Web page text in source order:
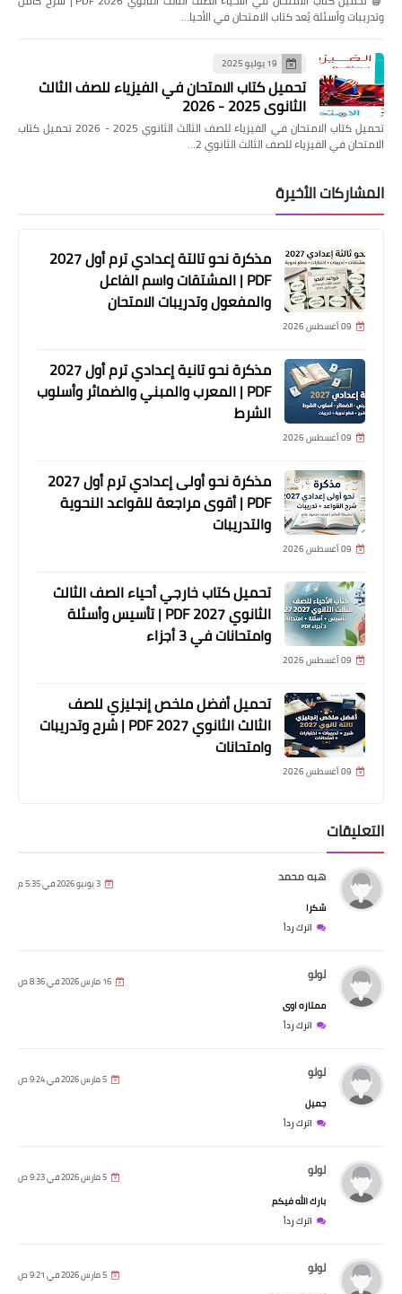
وتدريبات وأسئلة يُعد كتاب الامتحان في الأحيا…
19 يوليو 2025
تحميل كتاب الامتحان في الفيزياء للصف الثالث
الثانوي 2025 - 2026
تحميل كتاب الامتحان في الفيزياء للصف الثالث الثانوي 2025 - 2026 تحميل كتاب
الامتحان في الفيزياء للصف الثالث الثانوي 2…
المشاركات الأخيرة
مذكرة نحو تالتة إعدادي ترم أول 2027
PDF | المشتقات واسم الفاعل
والمفعول وتدريبات الامتحان
09 أغسطس 2026
مذكرة نحو تانية إعدادي ترم أول 2027
PDF | المعرب والمبني والضمائر وأسلوب
الشرط
09 أغسطس 2026
مذكرة نحو أولى إعدادي ترم أول 2027
PDF | أقوى مراجعة للقواعد النحوية
والتدريبات
09 أغسطس 2026
تحميل كتاب خارجي أحياء الصف الثالث
الثانوي 2027 PDF | تأسيس وأسئلة
وامتحانات في 3 أجزاء
09 أغسطس 2026
تحميل أفضل ملخص إنجليزي للصف
الثالث الثانوي 2027 PDF | شرح وتدريبات
وامتحانات
09 أغسطس 2026
التعليقات
هبه محمد 3 يونيو 2026 في 5:35 م
شكرا
اترك رداً
لولو 16 مارس 2026 في 8:36 ص
ممتازه اوى
اترك رداً
لولو 5 مارس 2026 في 9:24 ص
جميل
اترك رداً
لولو 5 مارس 2026 في 9:23 ص
بارك الله فيكم
اترك رداً
لولو 5 مارس 2026 في 9:21 ص